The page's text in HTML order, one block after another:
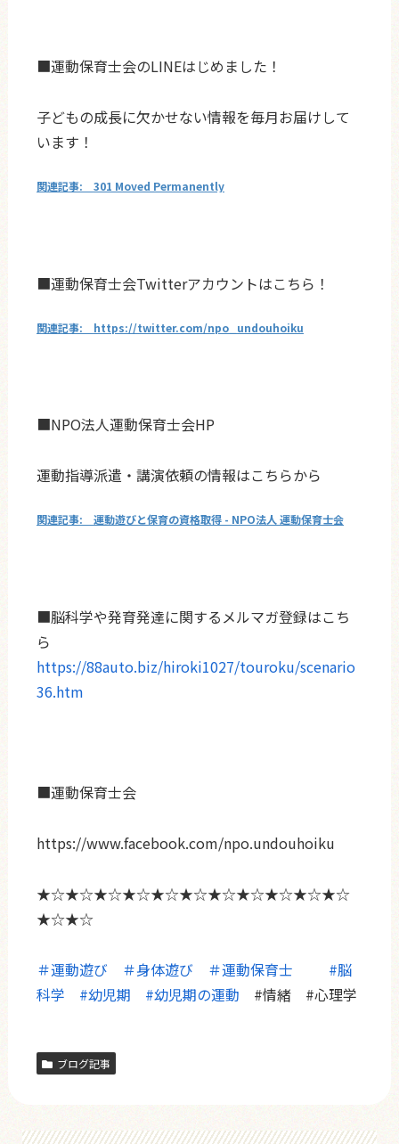
■運動保育士会のLINEはじめました！
子どもの成長に欠かせない情報を毎月お届けして
います！
301 Moved Permanently
■運動保育士会Twitterアカウントはこちら！
https://twitter.com/npo_undouhoiku
■NPO法人運動保育士会HP
運動指導派遣・講演依頼の情報はこちらから
運動遊びと保育の資格取得 - NPO法人 運動保育士会
■脳科学や発育発達に関するメルマガ登録はこち
ら
https://88auto.biz/hiroki1027/touroku/scenario
36.htm
■運動保育士会
https://www.facebook.com/npo.undouhoiku
★☆★☆★☆★☆★☆★☆★☆★☆★☆★☆★☆
★☆★☆
＃運動遊び ＃身体遊び ＃運動保育士
#脳
科学
#幼児期 #幼児期の運動 #情緒 #心理学
ブログ記事